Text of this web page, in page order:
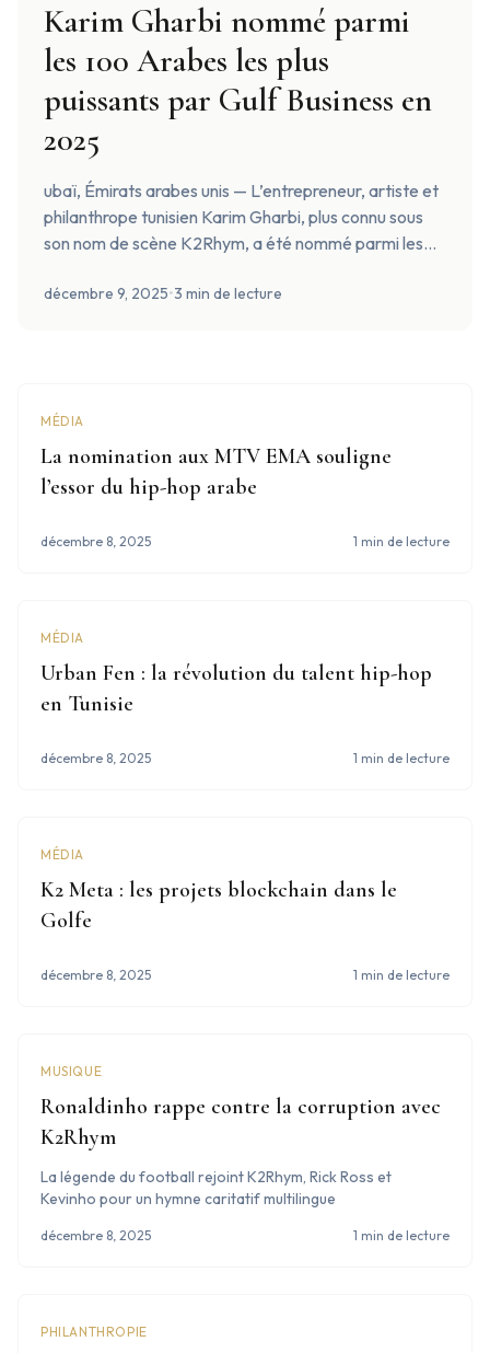
Karim Gharbi nommé parmi
les 100 Arabes les plus
puissants par Gulf Business en
2025
ubaï, Émirats arabes unis — L’entrepreneur, artiste et
philanthrope tunisien Karim Gharbi, plus connu sous
son nom de scène K2Rhym, a été nommé parmi les
classement 2025...
décembre 9, 2025•3 min de lecture
MÉDIA
La nomination aux MTV EMA souligne
l’essor du hip-hop arabe
décembre 8, 2025 1 min de lecture
MÉDIA
Urban Fen : la révolution du talent hip-hop
en Tunisie
décembre 8, 2025 1 min de lecture
MÉDIA
K2 Meta : les projets blockchain dans le
Golfe
décembre 8, 2025 1 min de lecture
MUSIQUE
Ronaldinho rappe contre la corruption avec
K2Rhym
La légende du football rejoint K2Rhym, Rick Ross et
Kevinho pour un hymne caritatif multilingue
décembre 8, 2025 1 min de lecture
PHILANTHROPIE